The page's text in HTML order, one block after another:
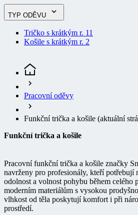
Tričko s krátkým r.
Funkční trička a košile
Funkční trička a košile
odolnost a volnost pohybu během celého
moderním materiálům s vysokou
vlhkost od těla poskytují komfort i při
prostředí.
FILTROVAT